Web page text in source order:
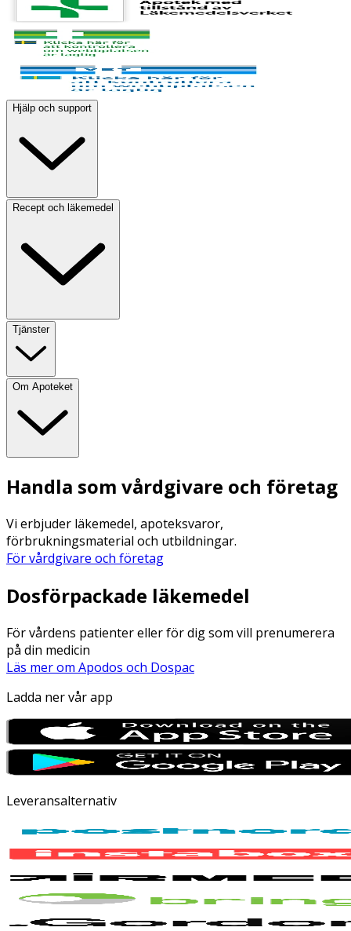
Hjälp och support
Recept och läkemedel
Tjänster
Om Apoteket
Handla som vårdgivare och företag
Vi erbjuder läkemedel, apoteksvaror,
förbrukningsmaterial och utbildningar.
För vårdgivare och företag
Dosförpackade läkemedel
För vårdens patienter eller för dig som vill prenumerera
på din medicin
Läs mer om Apodos och Dospac
Ladda ner vår app
Leveransalternativ